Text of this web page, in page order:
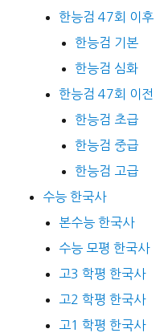
한능검 47회 이후
한능검 기본
한능검 심화
한능검 47회 이전
한능검 초급
한능검 중급
한능검 고급
수능 한국사
본수능 한국사
수능 모평 한국사
고3 학평 한국사
고2 학평 한국사
고1 학평 한국사